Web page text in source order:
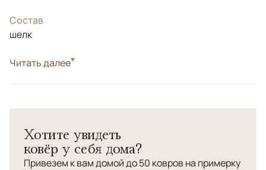
Состав
шелк
прекрасным украшением вашего интерьера.
Читать далее
Хотите увидеть
ковёр у себя дома?
Привезем к вам домой до 50 ковров на примерку